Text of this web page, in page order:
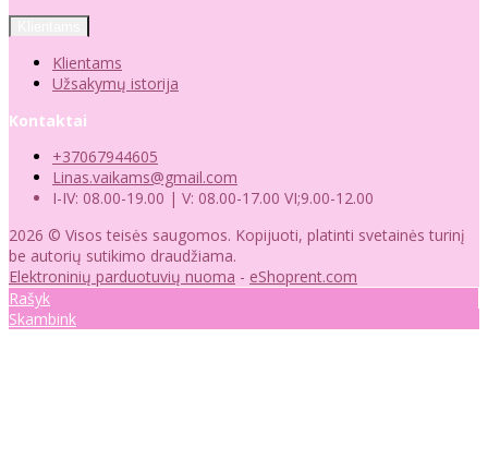
Klientams
Užsakymų istorija
Kontaktai
+37067944605
Linas.vaikams@gmail.com
I-IV: 08.00-19.00 | V: 08.00-17.00 VI;9.00-12.00
2026 © Visos teisės saugomos. Kopijuoti, platinti svetainės turinį
be autorių sutikimo draudžiama.
Elektroninių parduotuvių nuoma - eShoprent.com
Rašyk
Skambink